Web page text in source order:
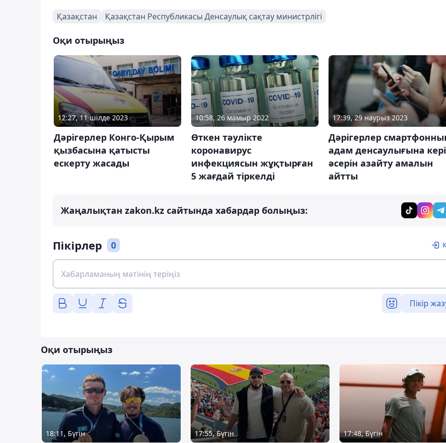
Қазақстан Қазақстан Республикасы Денсаулық сақтау министрлігі
Оқи отырыңыз
12:27, 11 шілде 2023
Дәрігерлер Конго-Қырым
қызбасына қатысты
ескерту жасады
10:58, 26 мамыр 2022
Өткен тәулікте
коронавирус
инфекциясын жұқтырған
5 жағдай тіркелді
17:39, 29 наурыз 2023
Дәрігерлер
адам денсаулығына кері
әсерін азайту амалын
айтты
Жаңалықтан zakon.kz сайтында хабардар болыңыз:
Пікірлер 0
Пікір
Оқи отырыңыз
18:11, Бүгін 17:55, Бүгін 17:48, Бүгін